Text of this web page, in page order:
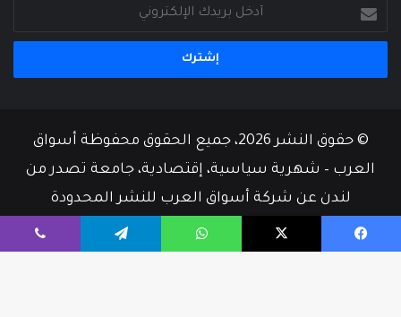
بريدك
الإلكتروني
© حقوق النشر 2026، جميع الحقوق محفوظة أسواق
العرب – شهرية سياسية، إقتصادية، جامعة تصدر من
لندن عن شركة أسواق العرب للنشر المحدودة
من نحن أسرة التحرير إتصل بنا
فيسبوك ‫X واتساب تيلقرام ڤايبر